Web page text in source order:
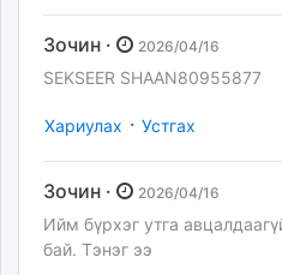
Зочин · 2026/04/16
SEKSEER SHAAN80955877
Хариулах · Устгах
Зочин · 2026/04/16
Ийм бүрхэг утга
бай. Тэнэг ээ